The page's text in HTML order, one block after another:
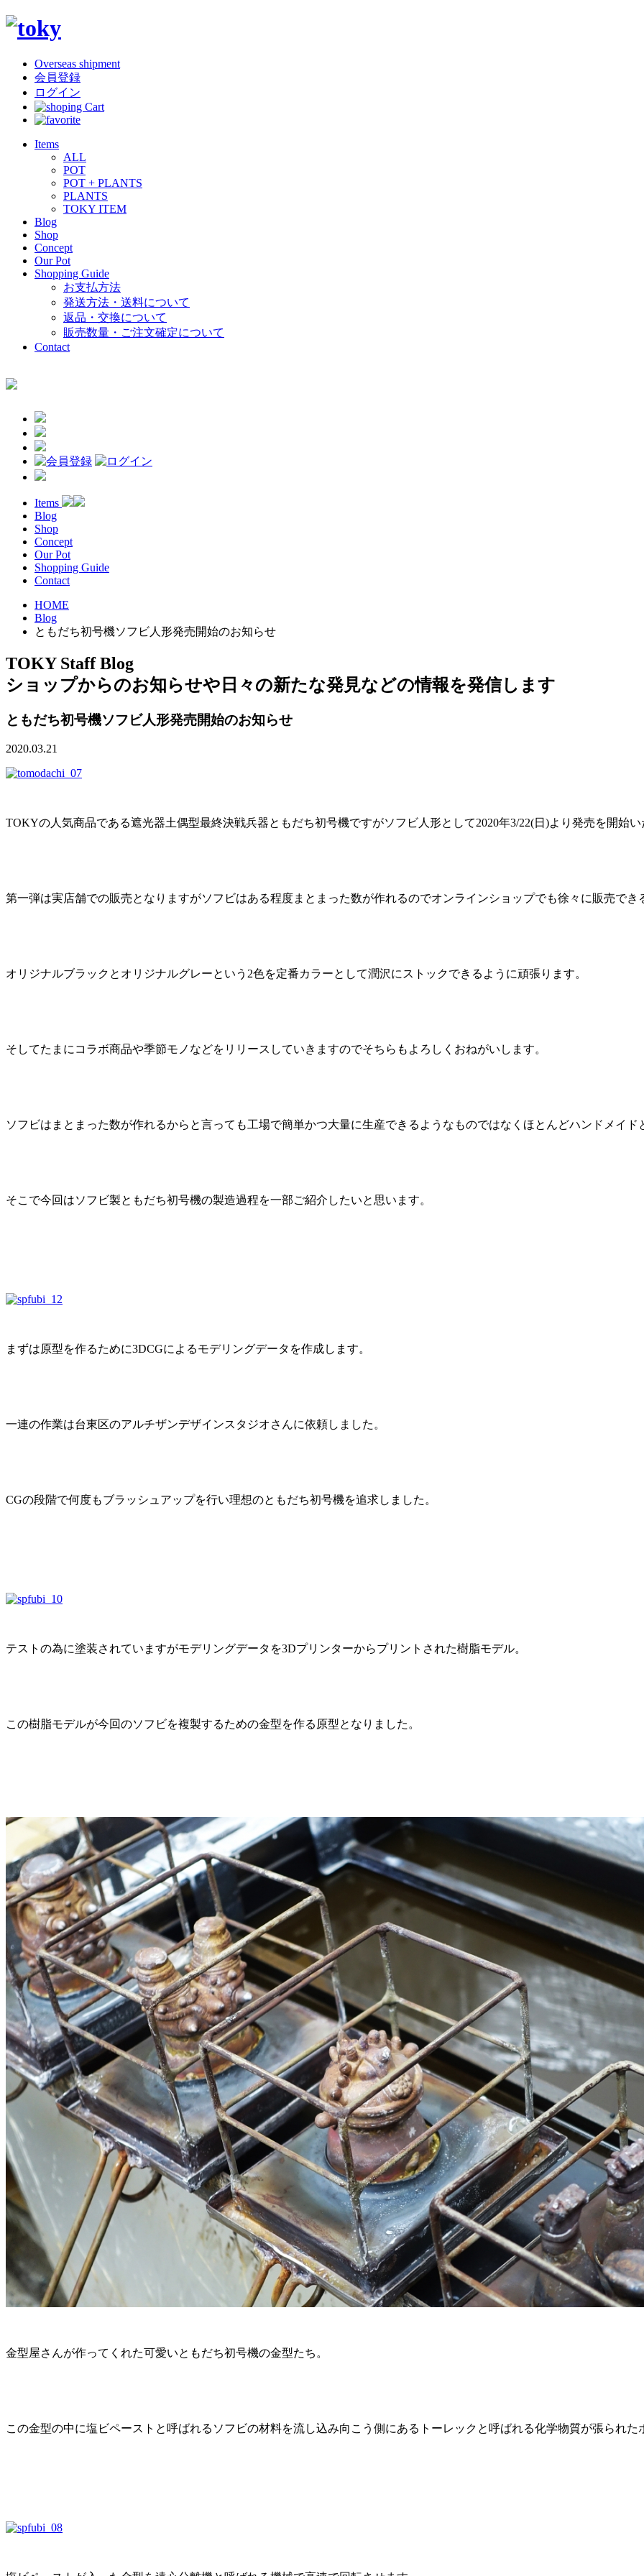
Overseas shipment
会員登録
ログイン
Items
ALL
POT
POT + PLANTS
PLANTS
TOKY ITEM
Blog
Shop
Concept
Our Pot
Shopping Guide
お支払方法
発送方法・送料について
返品・交換について
販売数量・ご注文確定について
Contact
Items
Blog
Shop
Concept
Our Pot
Shopping Guide
Contact
HOME
Blog
ともだち初号機ソフビ人形発売開始のお知らせ
TOKY Staff Blog
ショップからのお知らせや日々の新たな発見などの情報を発信します
ともだち初号機ソフビ人形発売開始のお知らせ
2020.03.21
TOKYの人気商品である遮光器土偶型最終決戦兵器ともだち初号機ですがソフビ人形として2020年3/22(日)より発売を開始い
第一弾は実店舗での販売となりますがソフビはある程度まとまった数が作れるのでオンラインショップでも徐々に販売でき
オリジナルブラックとオリジナルグレーという2色を定番カラーとして潤沢にストックできるように頑張ります。
そしてたまにコラボ商品や季節モノなどをリリースしていきますのでそちらもよろしくおねがいします。
ソフビはまとまった数が作れるからと言っても工場で簡単かつ大量に生産できるようなものではなくほとんどハンドメイド
そこで今回はソフビ製ともだち初号機の製造過程を一部ご紹介したいと思います。
まずは原型を作るために3DCGによるモデリングデータを作成します。
一連の作業は台東区のアルチザンデザインスタジオさんに依頼しました。
CGの段階で何度もブラッシュアップを行い理想のともだち初号機を追求しました。
テストの為に塗装されていますがモデリングデータを3Dプリンターからプリントされた樹脂モデル。
この樹脂モデルが今回のソフビを複製するための金型を作る原型となりました。
金型屋さんが作ってくれた可愛いともだち初号機の金型たち。
この金型の中に塩ビペーストと呼ばれるソフビの材料を流し込み向こう側にあるトーレックと呼ばれる化学物質が張られた